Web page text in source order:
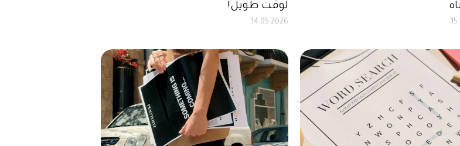
لوقت طويل!
14.05.2026